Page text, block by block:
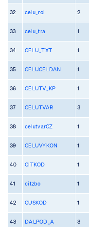
32 celu_rol 2
33 celu_tra 1
34 CELU_TXT 1
35 CELUCELDAN 1
36 CELUTV_KP 1
37 CELUTVAR 3
38 celutvarCZ 1
39 CELUVYKON 1
40 CITKOD 1
41 citzbo 1
42 CUSKOD 1
43 DALPOD_A 3